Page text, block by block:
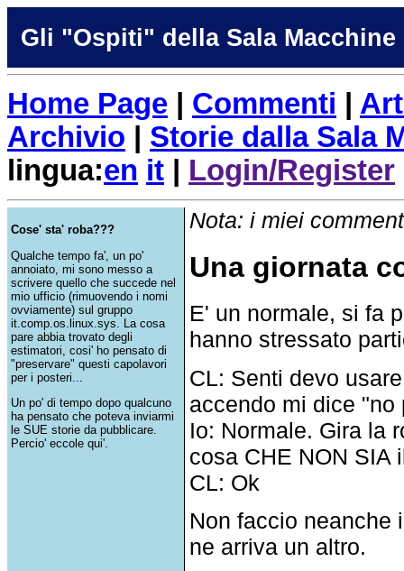
Gli "Ospiti" della Sala Macchine
Home Page Commenti
Archivio
Storie dalla Sala
lingua:en it Login/Register
Cose' sta' roba???
Qualche tempo fa', un po'
annoiato, mi sono messo a
scrivere quello che succede nel
mio ufficio (rimuovendo i nomi
ovviamente) sul gruppo
it.comp.os.linux.sys. La cosa
pare abbia trovato degli
estimatori, cosi' ho pensato di
"preservare" questi capolavori
per i posteri...
Un po' di tempo dopo qualcuno
ha pensato che poteva inviarmi
le SUE storie da pubblicare.
Percio' eccole qui'.
Nota: i miei
Una giornata
E' un normale, si fa
hanno stressato
CL: Senti devo
accendo mi dice "no
Io: Normale. Gira la
cosa CHE NON SIA
CL: Ok
Non faccio neanche
ne arriva un altro.